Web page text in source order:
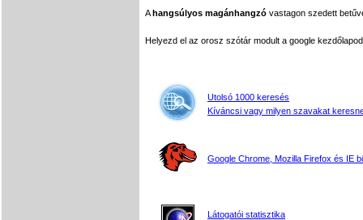
Ahangsúlyos magánhangzó vastagon szedett
Helyezd el az orosz szótár modult a google
Utolsó 1000 keresés
Kíváncsi vagy milyen szavakat
Google Chrome, Mozilla Firefox és IE
Látogatói statisztika